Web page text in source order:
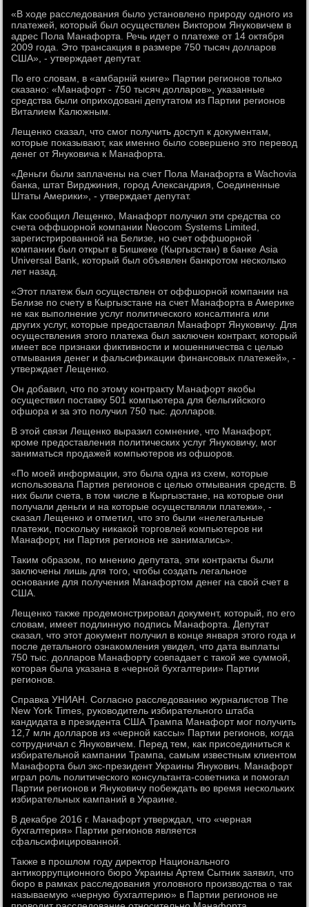
«В ходе расследования было установлено природу одного из
платежей, который был осуществлен Виктором Януковичем в
адрес Пола Манафорта. Речь идет о платеже от 14 октября
2009 года. Это трансакция в размере 750 тысяч долларов
США», - утверждает депутат.
По его словам, в «амбарній книге» Партии регионов только
сказано: «Манафорт - 750 тысяч долларов», указанные
средства были оприходовані депутатом из Партии регионов
Виталием Калюжным.
Лещенко сказал, что смог получить доступ к документам,
которые показывают, как именно было совершено это перевод
денег от Януковича к Манафорта.
«Деньги были заплачены на счет Пола Манафорта в Wachovia
банка, штат Вирджиния, город Александрия, Соединенные
Штаты Америки», - утверждает депутат.
Как сообщил Лещенко, Манафорт получил эти средства со
счета оффшорной компании Neocom Systems Limited,
зарегистрированной на Белизе, но счет оффшорной
компании был открыт в Бишкеке (Кыргызстан) в банке Asia
Universal Bank, который был объявлен банкротом несколько
лет назад.
«Этот платеж был осуществлен от оффшорной компании на
Белизе по счету в Кыргызстане на счет Манафорта в Америке
не как выполнение услуг политического консалтинга или
других услуг, которые предоставлял Манафорт Януковичу. Для
осуществления этого платежа был заключен контракт, который
имеет все признаки фиктивности и мошенничества с целью
отмывания денег и фальсификации финансовых платежей», -
утверждает Лещенко.
Он добавил, что по этому контракту Манафорт якобы
осуществил поставку 501 компьютера для бельгийского
офшора и за это получил 750 тыс. долларов.
В этой связи Лещенко выразил сомнение, что Манафорт,
кроме предоставления политических услуг Януковичу, мог
заниматься продажей компьютеров из офшоров.
«По моей информации, это была одна из схем, которые
использовала Партия регионов с целью отмывания средств. В
них были счета, в том числе в Кыргызстане, на которые они
получали деньги и на которые осуществляли платежи», -
сказал Лещенко и отметил, что это были «нелегальные
платежи, поскольку никакой торговлей компьютеров ни
Манафорт, ни Партия регионов не занимались».
Таким образом, по мнению депутата, эти контракты были
заключены лишь для того, чтобы создать легальное
основание для получения Манафортом денег на свой счет в
США.
Лещенко также продемонстрировал документ, который, по его
словам, имеет подлинную подпись Манафорта. Депутат
сказал, что этот документ получил в конце января этого года и
после детального ознакомления увидел, что дата выплаты
750 тыс. долларов Манафорту совпадает с такой же суммой,
которая была указана в «черной бухгалтерии» Партии
регионов.
Справка УНИАН. Согласно расследованию журналистов The
New York Times, руководитель избирательного штаба
кандидата в президента США Трампа Манафорт мог получить
12,7 млн долларов из «черной кассы» Партии регионов, когда
сотрудничал с Януковичем. Перед тем, как присоединиться к
избирательной кампании Трампа, самым известным клиентом
Манафорта был экс-президент Украины Янукович. Манафорт
играл роль политического консультанта-советника и помогал
Партии регионов и Януковичу побеждать во время нескольких
избирательных кампаний в Украине.
В декабре 2016 г. Манафорт утверждал, что «черная
бухгалтерия» Партии регионов является
сфальсифицированной.
Также в прошлом году директор Национального
антикоррупционного бюро Украины Артем Сытник заявил, что
бюро в рамках расследования уголовного производства о так
называемую «черную бухгалтерию» в Партии регионов не